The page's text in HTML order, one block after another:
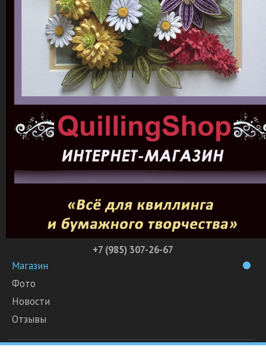
+7 (985) 307-26-67
Магазин
Фото
Новости
Отзывы